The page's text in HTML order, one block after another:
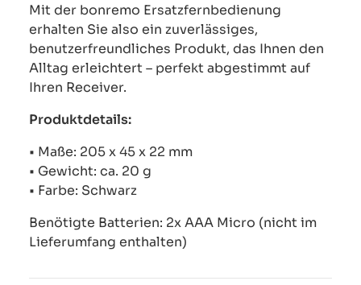
Mit der bonremo Ersatzfernbedienung
erhalten Sie also ein zuverlässiges,
benutzerfreundliches Produkt, das Ihnen den
Alltag erleichtert – perfekt abgestimmt auf
Ihren Receiver.
Produktdetails:
• Maße: 205 x 45 x 22 mm
• Gewicht: ca. 20 g
• Farbe: Schwarz
Benötigte Batterien: 2x AAA Micro (nicht im
Lieferumfang enthalten)